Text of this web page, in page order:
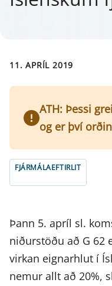
11. APRÍL 2019
ATH: Þessi
og er því
FJÁRMÁLAEFTIRLIT
Þann 5. apríl sl.
niðurstöðu að G
virkan eignarhlut í
nemur allt að 20%,